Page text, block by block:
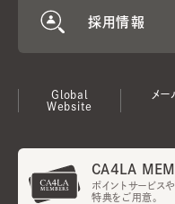
採用情報
Global
Website
メ
CA4LA
ポイントサービス
特典をご用意。